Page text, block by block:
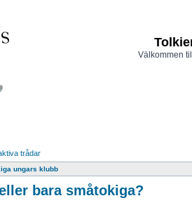
Välkommen
trådar
ungars klubb
bara småtokiga?